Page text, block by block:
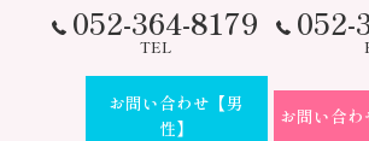
052-364-8179
TEL
052-
お問い合わせ【男
性】
お問い合わ